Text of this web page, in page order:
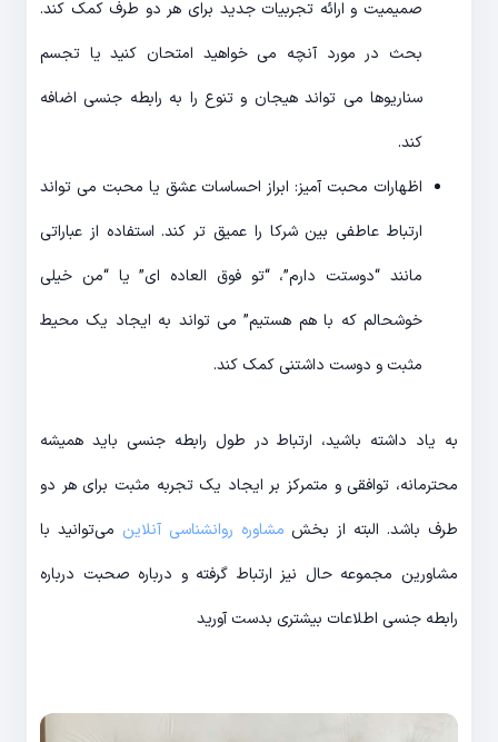
صمیمیت و ارائه تجربیات جدید برای هر دو طرف کمک کند.
بحث در مورد آنچه می خواهید امتحان کنید یا تجسم
سناریوها می تواند هیجان و تنوع را به رابطه جنسی اضافه
کند.
اظهارات محبت آمیز: ابراز احساسات عشق یا محبت می تواند
ارتباط عاطفی بین شرکا را عمیق تر کند. استفاده از عباراتی
مانند “دوستت دارم”، “تو فوق العاده ای” یا “من خیلی
خوشحالم که با هم هستیم” می تواند به ایجاد یک محیط
مثبت و دوست داشتنی کمک کند.
به یاد داشته باشید، ارتباط در طول رابطه جنسی باید همیشه
محترمانه، توافقی و متمرکز بر ایجاد یک تجربه مثبت برای هر دو
طرف باشد. البته از بخش مشاوره روانشناسی آنلاین می‌توانید با
مشاورین مجموعه حال نیز ارتباط گرفته و درباره صحبت درباره
رابطه جنسی اطلاعات بیشتری بدست آورید